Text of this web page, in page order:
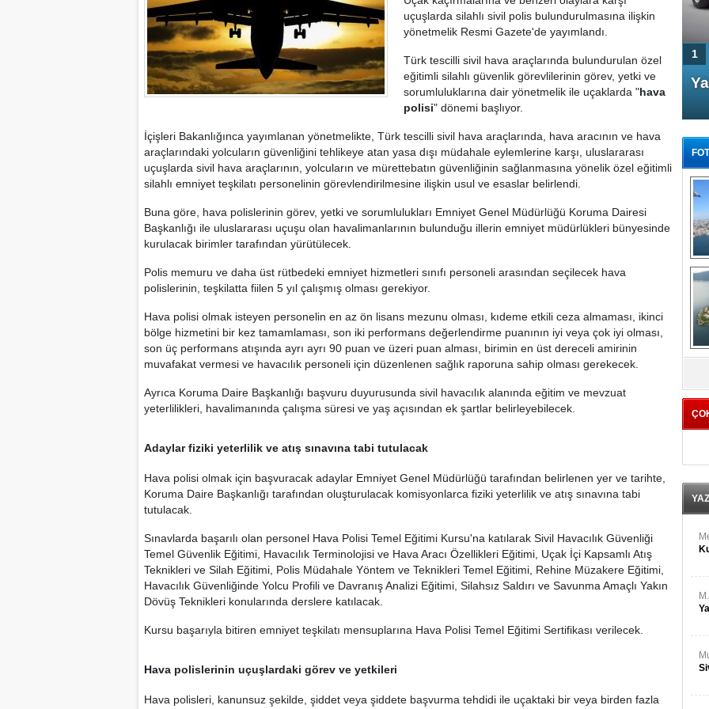
uçuşlarda silahlı sivil polis bulundurulmasına ilişkin
yönetmelik Resmi Gazete'de yayımlandı.
Türk tescilli sivil hava araçlarında bulundurulan özel
eğitimli silahlı güvenlik görevlilerinin görev, yetki ve
sorumluluklarına dair yönetmelik ile uçaklarda "hava
polisi" dönemi başlıyor.
İçişleri Bakanlığınca yayımlanan yönetmelikte, Türk tescilli sivil hava araçlarında, hava aracının ve hava
araçlarındaki yolcuların güvenliğini tehlikeye atan yasa dışı müdahale eylemlerine karşı, uluslararası
uçuşlarda sivil hava araçlarının, yolcuların ve mürettebatın güvenliğinin sağlanmasına yönelik özel eğitimli
silahlı emniyet teşkilatı personelinin görevlendirilmesine ilişkin usul ve esaslar belirlendi.
Buna göre, hava polislerinin görev, yetki ve sorumlulukları Emniyet Genel Müdürlüğü Koruma Dairesi
Başkanlığı ile uluslararası uçuşu olan havalimanlarının bulunduğu illerin emniyet müdürlükleri bünyesinde
kurulacak birimler tarafından yürütülecek.
Polis memuru ve daha üst rütbedeki emniyet hizmetleri sınıfı personeli arasından seçilecek hava
polislerinin, teşkilatta fiilen 5 yıl çalışmış olması gerekiyor.
Hava polisi olmak isteyen personelin en az ön lisans mezunu olması, kıdeme etkili ceza almaması, ikinci
bölge hizmetini bir kez tamamlaması, son iki performans değerlendirme puanının iyi veya çok iyi olması,
son üç performans atışında ayrı ayrı 90 puan ve üzeri puan alması, birimin en üst dereceli amirinin
muvafakat vermesi ve havacılık personeli için düzenlenen sağlık raporuna sahip olması gerekecek.
Ayrıca Koruma Daire Başkanlığı başvuru duyurusunda sivil havacılık alanında eğitim ve mevzuat
yeterlilikleri, havalimanında çalışma süresi ve yaş açısından ek şartlar belirleyebilecek.
Adaylar fiziki yeterlilik ve atış sınavına tabi tutulacak
Hava polisi olmak için başvuracak adaylar Emniyet Genel Müdürlüğü tarafından belirlenen yer ve tarihte,
Koruma Daire Başkanlığı tarafından oluşturulacak komisyonlarca fiziki yeterlilik ve atış sınavına tabi
tutulacak.
Sınavlarda başarılı olan personel Hava Polisi Temel Eğitimi Kursu'na katılarak Sivil Havacılık Güvenliği
Temel Güvenlik Eğitimi, Havacılık Terminolojisi ve Hava Aracı Özellikleri Eğitimi, Uçak İçi Kapsamlı Atış
Teknikleri ve Silah Eğitimi, Polis Müdahale Yöntem ve Teknikleri Temel Eğitimi, Rehine Müzakere Eğitimi,
Havacılık Güvenliğinde Yolcu Profili ve Davranış Analizi Eğitimi, Silahsız Saldırı ve Savunma Amaçlı Yakın
Dövüş Teknikleri konularında derslere katılacak.
Kursu başarıyla bitiren emniyet teşkilatı mensuplarına Hava Polisi Temel Eğitimi Sertifikası verilecek.
Hava polislerinin uçuşlardaki görev ve yetkileri
Hava polisleri, kanunsuz şekilde, şiddet veya şiddete başvurma tehdidi ile uçaktaki bir veya birden fazla
4 Kapılı AMG GT Coupe
Türkiye'de satışa çıktı
1